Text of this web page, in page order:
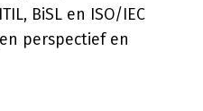
BiSL en ISO/IEC
perspectief en